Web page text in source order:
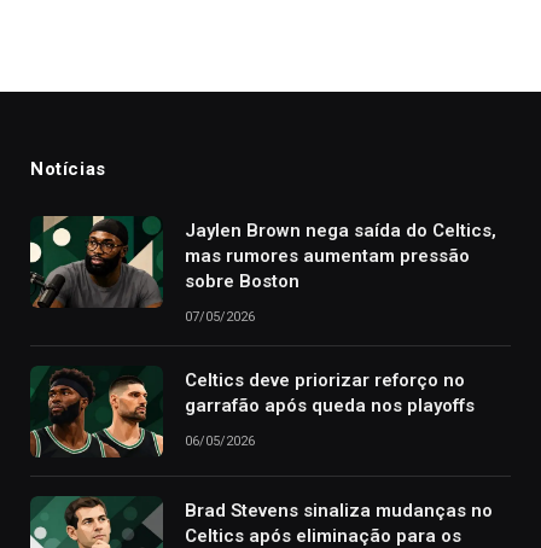
Notícias
Jaylen Brown nega saída do Celtics,
mas rumores aumentam pressão
sobre Boston
07/05/2026
Celtics deve priorizar reforço no
garrafão após queda nos playoffs
06/05/2026
Brad Stevens sinaliza mudanças no
Celtics após eliminação para os